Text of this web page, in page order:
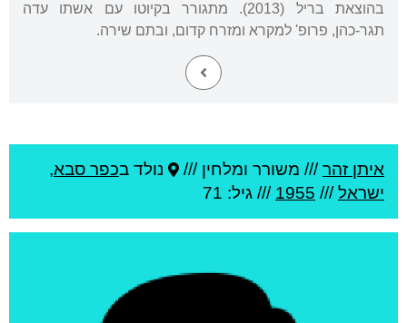
בהוצאת בריל (2013). מתגורר בקיוטו עם אשתו עדה
תגר-כהן, פרופ' למקרא ומזרח קדום, ובתם שירה.
איתן זהר/// משורר ומלחין /// נולד בכפר סבא,
ישראל///
1955 /// גיל: 71